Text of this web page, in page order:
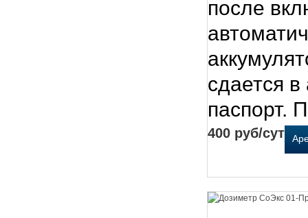
после
сдается
паспорт.
400 руб/сут